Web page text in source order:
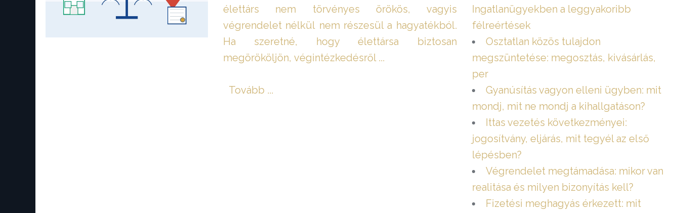
élettárs nem törvényes örökös, vagyis
végrendelet nélkül nem részesül a hagyatékból.
Ha szeretné, hogy élettársa biztosan
megörököljön, végintézkedésről ...
Tovább ...
Ingatlanügyekben a leggyakoribb
félreértések
Osztatlan közös tulajdon
megszüntetése: megosztás, kivásárlás,
per
Gyanúsítás vagyon elleni ügyben: mit
mondj, mit ne mondj a kihallgatáson?
Ittas vezetés következményei:
jogosítvány, eljárás, mit tegyél az első
lépésben?
Végrendelet megtámadása: mikor van
realitása és milyen bizonyítás kell?
Fizetési meghagyás érkezett: mit